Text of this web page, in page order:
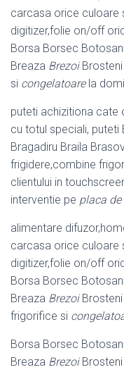
carcasa orice culoare
digitizer,folie on/off
Borsa Borsec
Breaza BrezoiBrosteni
si congelatoarela
puteti achizitiona cate
cu totul speciali,
Bragadiru Braila
frigidere,combine
clientului in
interventie pe placa
alimentare
carcasa orice culoare
digitizer,folie on/off
Borsa Borsec
Breaza BrezoiBrosteni
frigorifice si
Borsa Borsec
Breaza BrezoiBrosteni